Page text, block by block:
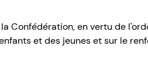
Confédération, en vertu de
et des jeunes et sur le